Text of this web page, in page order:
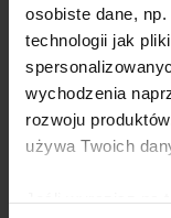
osobiste dane,
technologii jak
wychodzenia
rozwoju
używa Twoich
Jeśli wyrazisz na